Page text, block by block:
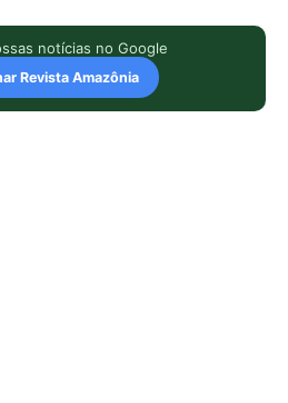
notícias no Google
Revista Amazônia